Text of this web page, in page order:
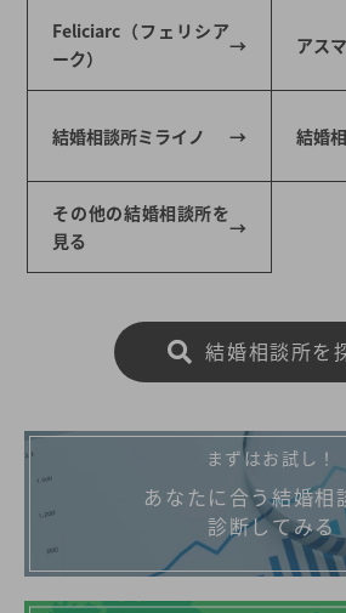
Feliciarc（フェリシア
ーク）
アス
結婚相談所ミライノ 結婚
その他の結婚相談所を
見る
結婚相談所を
まずはお試し！
あなたに合う結婚相
診断してみる